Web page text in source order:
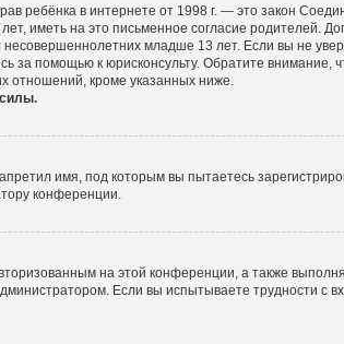
ребёнка в интернете от 1998 г. — это закон
иметь на это письменное согласие родителей.
младше 13 лет. Если вы не
за помощью к юрисконсульту. Обратите внимание,
отношений, кроме указанных ниже.
имя, под которым вы пытаетесь
конференции.
на этой конференции, а также
Если вы испытываете трудности с